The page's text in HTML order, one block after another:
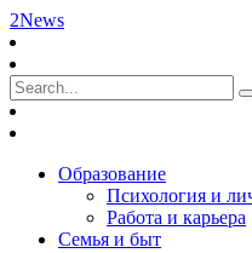
2News
Образование
Психология и
Работа и карьера
Семья и быт